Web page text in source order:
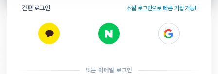
간편 로그인 소셜 로그인으로 빠른 가입 가능!
또는 이메일 로그인